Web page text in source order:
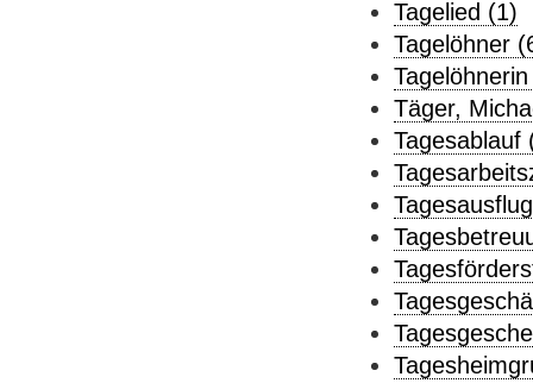
Tagelied (1)
Tagelöhner
Täger,
Tagesablauf